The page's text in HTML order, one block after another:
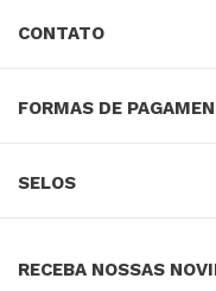
CONTATO
FORMAS DE
SELOS
RECEBA NOSSAS